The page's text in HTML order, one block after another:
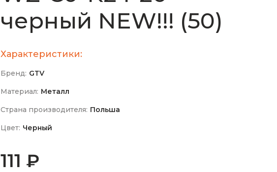
черный NEW!!! (50)
Характеристики:
Бренд: GTV
Материал: Металл
Страна производителя: Польша
Цвет: Черный
111 ₽